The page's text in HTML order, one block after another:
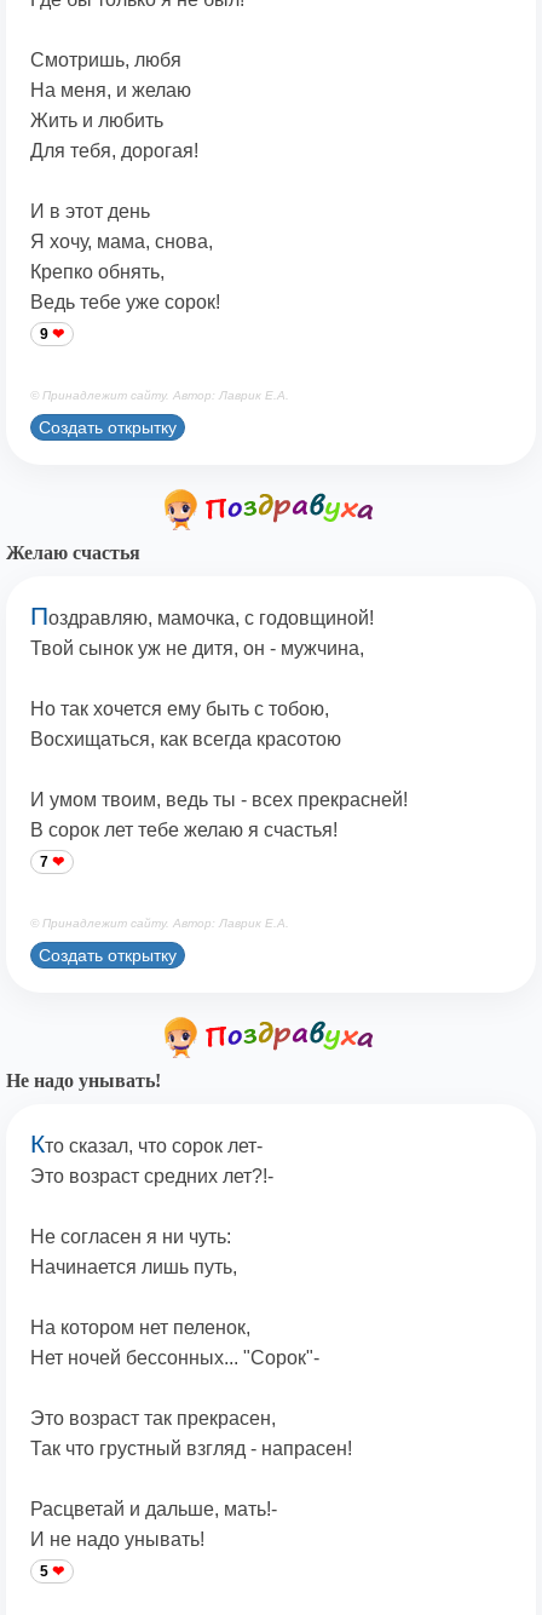
Смотришь, любя
На меня, и желаю
Жить и любить
Для тебя, дорогая!
И в этот день
Я хочу, мама, снова,
Крепко обнять,
Ведь тебе уже сорок!
9
© Принадлежит сайту. Автор: Лаврик Е.А.
Создать открытку
Желаю счастья
Поздравляю, мамочка, с годовщиной!
Твой сынок уж не дитя, он - мужчина,
Но так хочется ему быть с тобою,
Восхищаться, как всегда красотою
И умом твоим, ведь ты - всех прекрасней!
В сорок лет тебе желаю я счастья!
7
© Принадлежит сайту. Автор: Лаврик Е.А.
Создать открытку
Не надо унывать!
Кто сказал, что сорок лет-
Это возраст средних лет?!-
Не согласен я ни чуть:
Начинается лишь путь,
На котором нет пеленок,
Нет ночей бессонных... "Сорок"-
Это возраст так прекрасен,
Так что грустный взгляд - напрасен!
Расцветай и дальше, мать!-
И не надо унывать!
5